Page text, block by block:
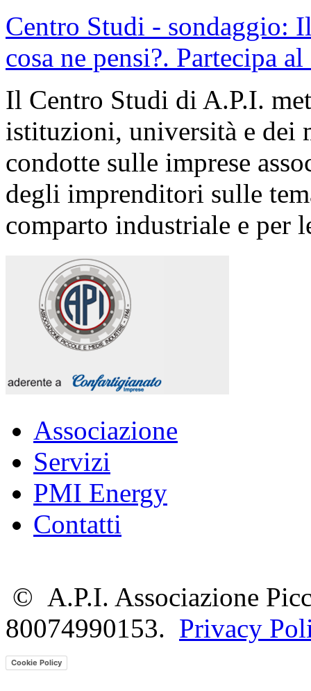
Centro Studi - sondaggio:
cosa ne pensi?. Partecipa
Il Centro Studi di A.P.I.
istituzioni, università e dei
condotte sulle imprese
degli imprenditori sulle
comparto industriale e per
Associazione
Servizi
PMI Energy
Contatti
© A.P.I. Associazione
80074990153. Privacy
Cookie Policy